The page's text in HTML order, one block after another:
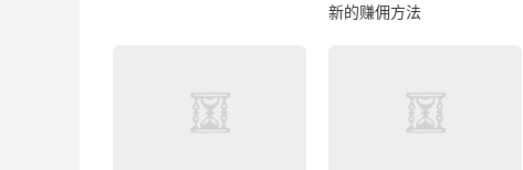
新的赚佣方法